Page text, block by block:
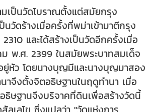
มเป็นวัดโบราณตั้งแต่สมัยกรุง
นวัดร้างเมื่อครั้งที่พม่าเข้ามาตีกรุง
และได้สร้างเป็นวัดอีกครั้งเมื่อ
พ.ศ. 2399 ในสมัยพระบาทสมเด็จ
ยู่หัว โดยนางบุญมีและนางบุญมาสอง
าจึงตั้งจิตอธิษฐานในฤดูทำนา เมื่อ
ธิษฐานจึงบริจาคที่ดินเพื่อสร้างวัดนี้